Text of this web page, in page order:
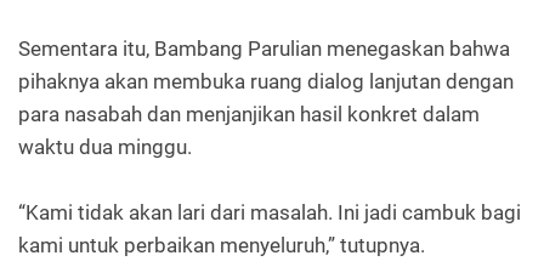
Sementara itu, Bambang Parulian menegaskan bahwa
pihaknya akan membuka ruang dialog lanjutan dengan
para nasabah dan menjanjikan hasil konkret dalam
waktu dua minggu.
“Kami tidak akan lari dari masalah. Ini jadi cambuk bagi
kami untuk perbaikan menyeluruh,” tutupnya.